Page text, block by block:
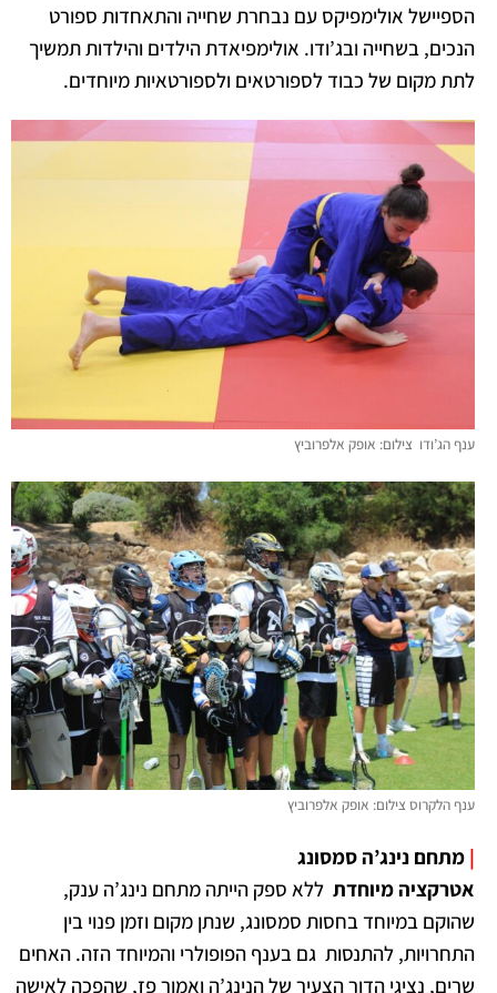
הספיישל אולימפיקס עם נבחרת שחייה והתאחדות ספורט
הנכים, בשחייה ובג’ודו. אולימפיאדת הילדים והילדות תמשיך
לתת מקום של כבוד לספורטאים ולספורטאיות מיוחדים.
ענף הג’ודו צילום: אופק אלפרוביץ
ענף הלקרוס צילום: אופק אלפרוביץ
| מתחם נינג’ה סמסונג
אטרקציה מיוחדת ללא ספק הייתה מתחם נינג’ה ענק,
שהוקם במיוחד בחסות סמסונג, שנתן מקום וזמן פנוי בין
התחרויות, להתנסות גם בענף הפופולרי והמיוחד הזה. האחים
שרים, נציגי הדור הצעיר של הנינג’ה ואמור פז, שהפכה לאישה